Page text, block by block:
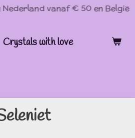
Crystals with love
vanaf € 50 en België